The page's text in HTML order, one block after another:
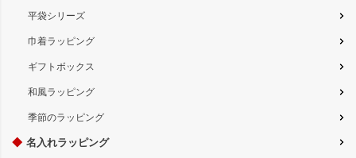
平袋シリーズ
巾着ラッピング
ギフトボックス
和風ラッピング
季節のラッピング
◆ 名入れラッピング